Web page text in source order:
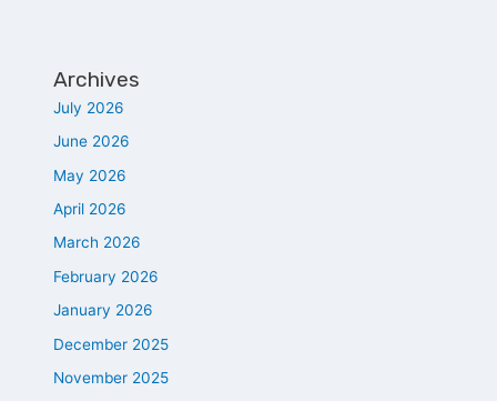
Archives
July 2026
June 2026
May 2026
April 2026
March 2026
February 2026
January 2026
December 2025
November 2025